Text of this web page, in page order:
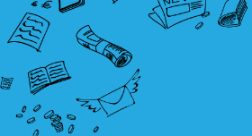
Blumen Abo
eBook Abo